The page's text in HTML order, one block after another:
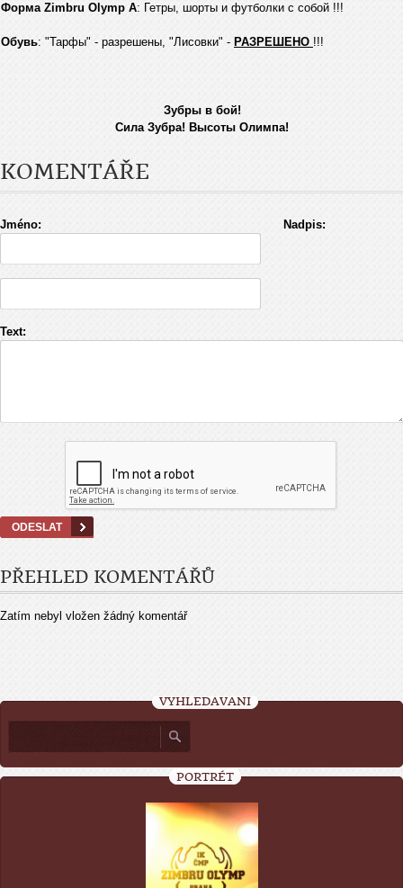
Форма Zimbru Olymp А: Гетры, шорты и футболки с собой !!!
Обувь: "Тарфы" - разрешены, "Лисовки" - РАЗРЕШЕНО !!!
Зубры в бой!
Сила Зубра! Высоты Олимпа!
KOMENTÁŘE
Jméno: Nadpis:
Text:
PŘEHLED KOMENTÁŘŮ
Zatím nebyl vložen žádný komentář
VYHLEDÁVÁNÍ
PORTRÉT